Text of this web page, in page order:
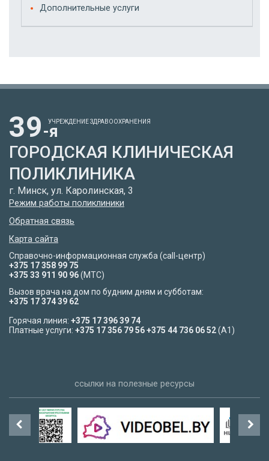
Дополнительные услуги
39-я
УЧРЕЖДЕНИЕ ЗДРАВООХРАНЕНИЯ
ГОРОДСКАЯ КЛИНИЧЕСКАЯ
ПОЛИКЛИНИКА
г. Минск, ул. Каролинская, 3
Режим работы поликлиники
Обратная связь
Карта сайта
Справочно-информационная служба (call-центр)
+375 17 358 99 75
+375 33 911 90 96(МТС)
Вызов врача на дом по будним дням и субботам:
+375 17 374 39 62
Горячая линия: +375 17 396 39 74
Платные услуги: +375 17 356 79 56+375 44 736 06 52(A1)
ссылки на полезные ресурсы